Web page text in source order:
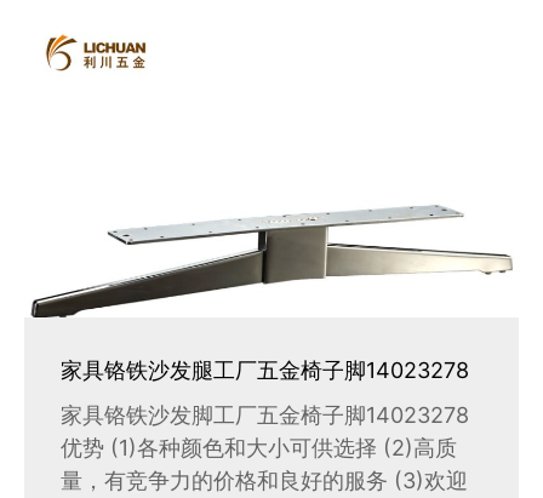
家具铬铁沙发腿工厂五金椅子脚14023278
家具铬铁沙发脚工厂五金椅子脚14023278
优势 (1)各种颜色和大小可供选择 (2)高质
量，有竞争力的价格和良好的服务 (3)欢迎